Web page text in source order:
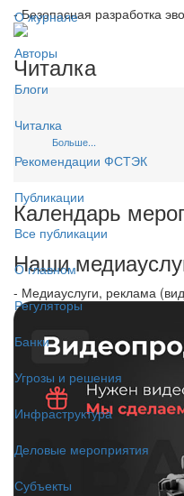
О журнале
Авторы
Блоги
Читалка
Рекомендации ФСТЭК
Публикации
Все публикации
О главном
Регуляторы
Банки
Угрозы и решения
Инфраструктура
Деловые мероприятия
Субъекты
- Безопасная разработка
Читалка
Больше...
Календарь
Наши
- Медиауслуги, реклама